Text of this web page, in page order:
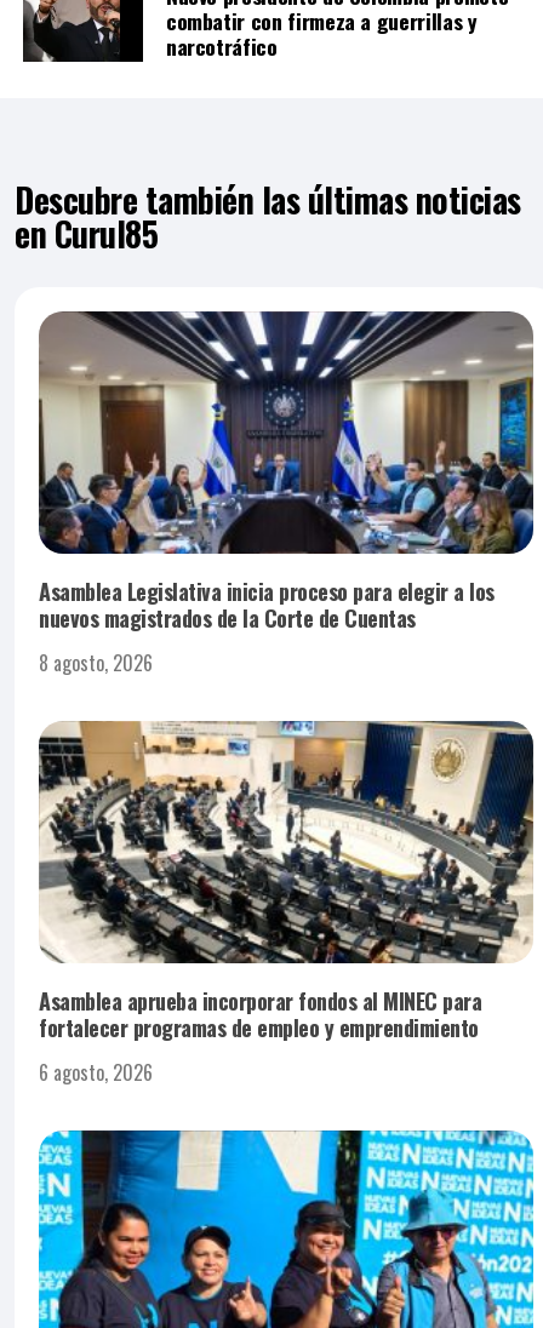
combatir con firmeza a guerrillas y
narcotráfico
Descubre también las últimas noticias
en Curul85
Asamblea Legislativa inicia proceso para elegir a los
nuevos magistrados de la Corte de Cuentas
8 agosto, 2026
Asamblea aprueba incorporar fondos al MINEC para
fortalecer programas de empleo y emprendimiento
6 agosto, 2026